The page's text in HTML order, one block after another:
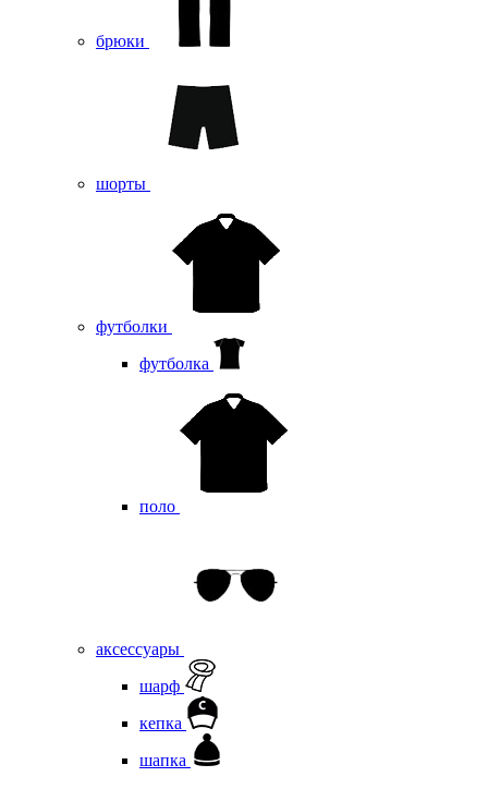
брюки
шорты
футболки
футболка
поло
аксессуары
шарф
кепка
шапка